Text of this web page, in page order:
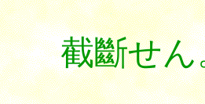
截斷せん